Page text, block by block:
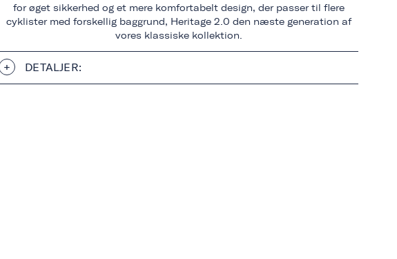
for øget sikkerhed og et mere komfortabelt design, der passer til flere
cyklister med forskellig baggrund, Heritage 2.0 den næste generation af
vores klassiske kollektion.
DETALJER: